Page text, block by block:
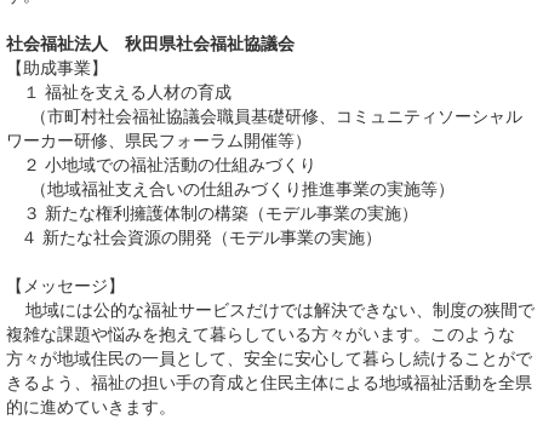
社会福祉法人 秋田県社会福祉協議会
【助成事業】
１ 福祉を支える人材の育成
（市町村社会福祉協議会職員基礎研修、コミュニティソーシャル
ワーカー研修、県民フォーラム開催等）
２ 小地域での福祉活動の仕組みづくり
（地域福祉支え合いの仕組みづくり推進事業の実施等）
３ 新たな権利擁護体制の構築（モデル事業の実施）
４ 新たな社会資源の開発（モデル事業の実施）
【メッセージ】
地域には公的な福祉サービスだけでは解決できない、制度の狭間で
複雑な課題や悩みを抱えて暮らしている方々がいます。このような
方々が地域住民の一員として、安全に安心して暮らし続けることがで
きるよう、福祉の担い手の育成と住民主体による地域福祉活動を全県
的に進めていきます。